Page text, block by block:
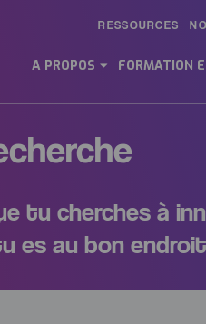
Menu
ES
RESSOURCES
A PROPOS FORMATION
tu cherches à
es au bon